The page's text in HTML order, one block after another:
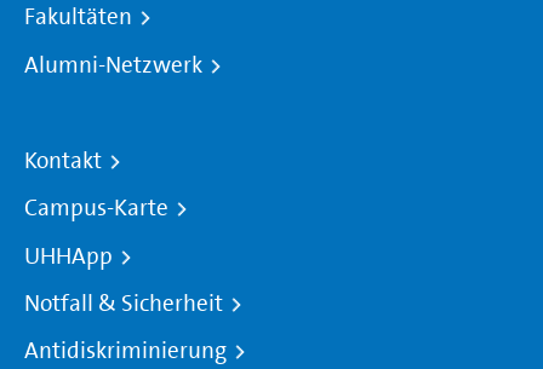
Fakultäten
Alumni-Netzwerk
Kontakt
Campus-Karte
UHHApp
Notfall & Sicherheit
Antidiskriminierung